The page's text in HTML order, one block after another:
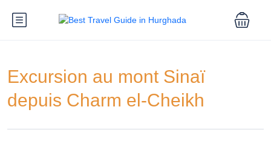
Excursion au mont Sinaï
depuis Charm el-Cheikh